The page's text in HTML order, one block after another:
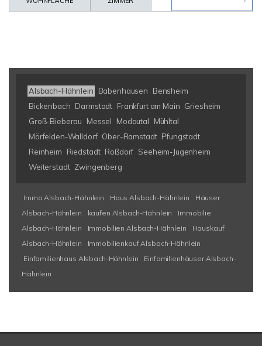
Alsbach-Hähnlein Babenhausen
Bensheim
Bickenbach Darmstadt Frankfurt am Main Griesheim
Groß-Bieberau
Messel Modautal
Mühltal
Mörfelden-Walldorf Ober-Ramstadt Pfungstadt
Reinheim
Riedstadt Roßdorf Seeheim-Jugenheim
Weiterstadt Zwingenberg
Immo Alsbach-Hähnlein Haus Alsbach-Hähnlein
Häuser
Alsbach-Hähnlein
kaufen Alsbach-Hähnlein
Immobilie
Alsbach-Hähnlein
Immobilien Alsbach-Hähnlein
Hauskauf
Alsbach-Hähnlein
Immobilienkauf Alsbach-Hähnlein
Einfamilienhaus Alsbach-Hähnlein
Einfamilienhäuser Alsbach-
Hähnlein